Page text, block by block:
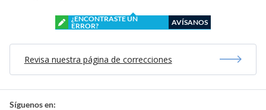
¿ENCONTRASTE UN
ERROR?
AVÍSANOS
Revisa nuestra página de correcciones
Síguenos en: